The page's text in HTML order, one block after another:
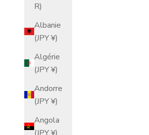
R)
Albanie
(JPY ¥)
Algérie
(JPY ¥)
Andorre
(JPY ¥)
Angola